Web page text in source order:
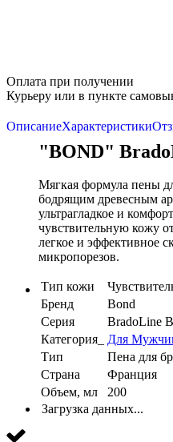
Оплата при получении
Курьеру или в пункте
ОписаниеХарактеристики
"BOND"
Мягкая формула пены
бодрящим древесным
ультрагладкое и
чувствительную кожу
легкое и эффективное
микропорезов.
Тип кожи
Бренд
Bond
Серия
BradoLine
Категория_
Для
Тип
Пена для
Страна
Франция
Объем, мл
200
Загрузка данных...